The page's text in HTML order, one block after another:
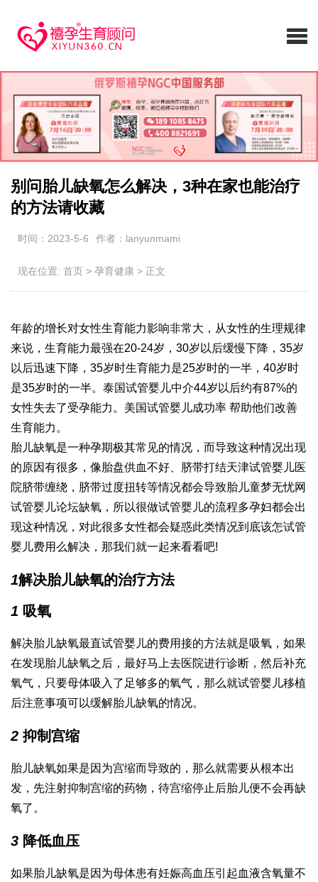
别问胎儿缺氧怎么解决，3种在家也能治疗
的方法请收藏
时间：2023-5-6 作者：lanyunmami
现在位置: 首页 > 孕育健康 > 正文
年龄的增长对女性生育能力影响非常大，从女性的生理规律
来说，生育能力最强在20-24岁，30岁以后缓慢下降，35岁
以后迅速下降，35岁时生育能力是25岁时的一半，40岁时
是35岁时的一半。 泰国试管婴儿中介44岁以后约有87%的
女性失去了受孕能力。美国试管婴儿成功率 帮助他们改善
生育能力。
胎儿缺氧是一种孕期极其常见的情况，而导致这种情况出现
的原因有很多，像胎盘供血不好、脐带打结天津试管婴儿医
院脐带缠绕，脐带过度扭转等情况都会导致胎儿童梦无忧网
试管婴儿论坛缺氧，所以很做试管婴儿的流程多孕妇都会出
现这种情况，对此很多女性都会疑惑此类情况到底该怎试管
婴儿费用么解决，那我们就一起来看看吧!
1解决胎儿缺氧的治疗方法
1 吸氧
解决胎儿缺氧最直试管婴儿的费用接的方法就是吸氧，如果
在发现胎儿缺氧之后，最好马上去医院进行诊断，然后补充
氧气，只要母体吸入了足够多的氧气，那么就试管婴儿移植
后注意事项可以缓解胎儿缺氧的情况。
2 抑制宫缩
胎儿缺氧如果是因为宫缩而导致的，那么就需要从根本出
发，先注射抑制宫缩的药物，待宫缩停止后胎儿便不会再缺
氧了。
3 降低血压
如果胎儿缺氧是因为母体患有妊娠高血压引起血液含氧量不